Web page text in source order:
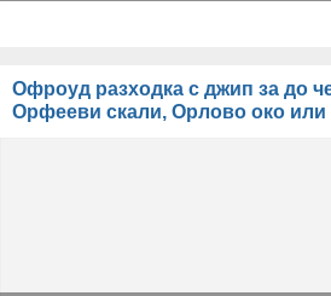
Офроуд разходка с джип за до
Орфееви скали, Орлово око или